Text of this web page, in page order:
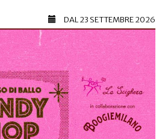
DAL23 SETTEMBRE 2026